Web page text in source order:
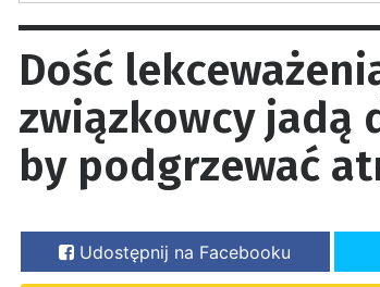
Dość
związkowcy jadą
by podgrzewać
Udostępnij na Facebooku